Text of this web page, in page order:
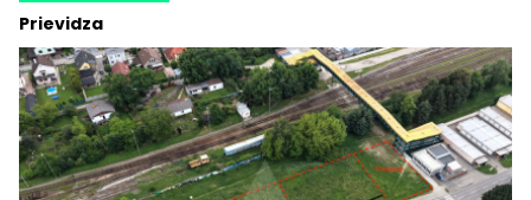
Prievidza